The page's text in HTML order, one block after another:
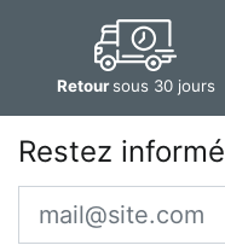
Retoursous 30 jours
Restez informé
Email